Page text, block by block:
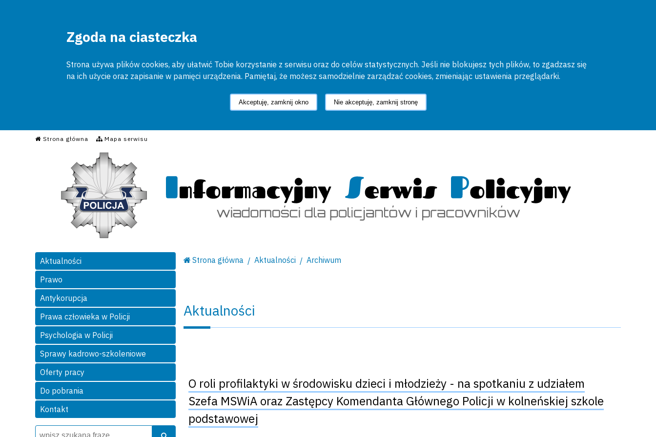
Zgoda na ciasteczka
Strona używa plików cookies, aby ułatwić Tobie korzystanie z serwisu oraz do celów statystycznych. Jeśli nie blokujesz tych plików, to zgadzasz się
na ich użycie oraz zapisanie w pamięci urządzenia. Pamiętaj, że możesz samodzielnie zarządzać cookies, zmieniając ustawienia przeglądarki.
Akceptuję, zamknij okno Nie akceptuję, zamknij stronę
Strona główna Mapa serwisu
Informacyjny Serwis Policyjny
Aktualności
Prawo
Antykorupcja
Prawa człowieka w Policji
Psychologia w Policji
Sprawy kadrowo-szkoleniowe
Oferty pracy
Do pobrania
Kontakt
Wyszukiwarka
Szukaj
Strona główna Aktualności Archiwum
Aktualności
O roli profilaktyki w środowisku dzieci i młodzieży - na spotkaniu z udziałem
Szefa MSWiA oraz Zastępcy Komendanta Głównego Policji w kolneńskiej szkole
podstawowej